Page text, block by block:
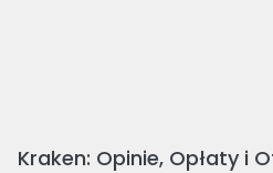
Kraken: Opinie, Opłaty i